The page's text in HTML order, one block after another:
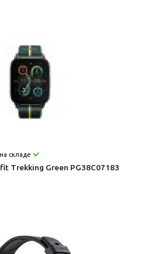
на складе
Trekking Green PG38C07183